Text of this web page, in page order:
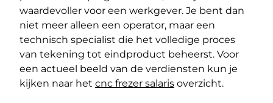
waardevoller voor een werkgever. Je bent dan
niet meer alleen een operator, maar een
technisch specialist die het volledige proces
van tekening tot eindproduct beheerst. Voor
een actueel beeld van de verdiensten kun je
kijken naar het cnc frezer salaris overzicht.